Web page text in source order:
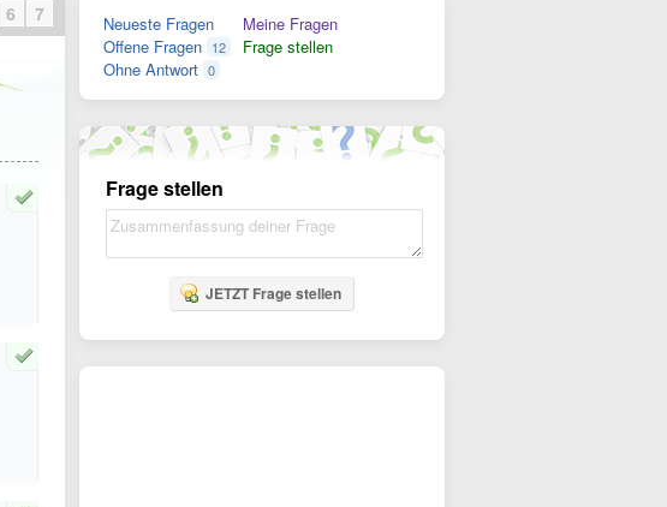
6 7
Neueste Fragen
Offene Fragen 12
Ohne Antwort 0
Meine Fragen
Frage stellen
Frage stellen
JETZT Frage stellen